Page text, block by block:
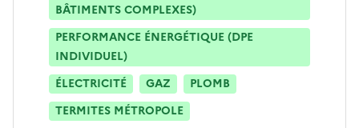
BÂTIMENTS COMPLEXES)
PERFORMANCE ÉNERGÉTIQUE (DPE
INDIVIDUEL)
ÉLECTRICITÉ
GAZ
PLOMB
TERMITES MÉTROPOLE